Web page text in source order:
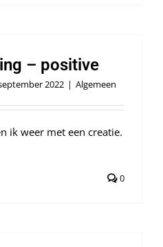
– positive
2022 | Algemeen
ik weer met een creatie.
0